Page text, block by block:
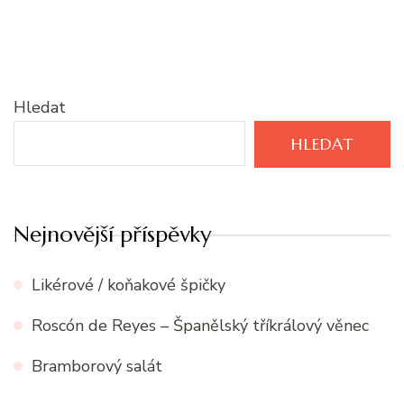
Hledat
HLEDAT
Nejnovější příspěvky
Likérové / koňakové špičky
Roscón de Reyes – Španělský tříkrálový věnec
Bramborový salát